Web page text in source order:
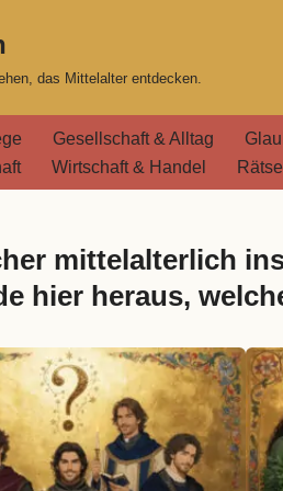
das Mittelalter entdecken.
Gesellschaft & Alltag
Wirtschaft & Handel
mittelalterlich
hier heraus,